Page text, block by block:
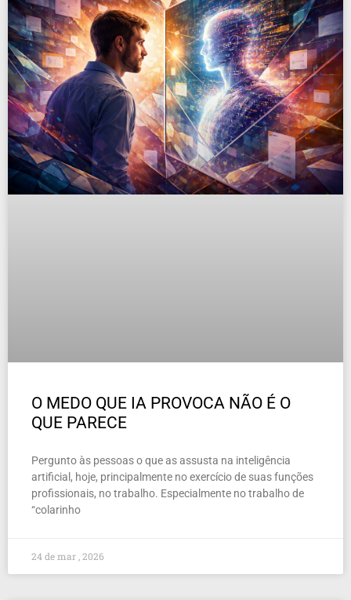
O MEDO QUE IA PROVOCA NÃO É O
QUE PARECE
Pergunto às pessoas o que as assusta na inteligência
artificial, hoje, principalmente no exercício de suas funções
profissionais, no trabalho. Especialmente no trabalho de
“colarinho
24 de mar , 2026